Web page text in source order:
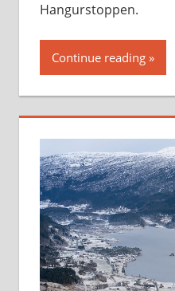
Hangurstoppen.
Continue reading